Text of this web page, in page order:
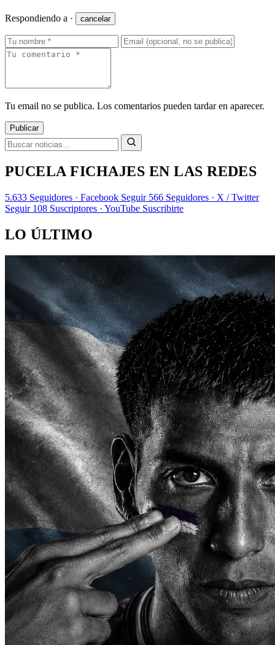
Respondiendo a · cancelar
Tu email no se publica. Los comentarios pueden tardar en aparecer.
Publicar
PUCELA FICHAJES EN LAS REDES
5.633 Seguidores · Facebook Seguir 566 Seguidores · X / Twitter
Seguir 108 Suscriptores · YouTube Suscribirte
LO ÚLTIMO